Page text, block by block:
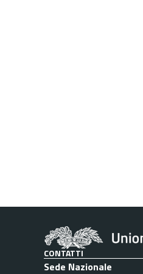
CONTATTI
Sede Nazionale